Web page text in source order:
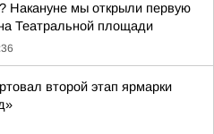
Накануне мы открыли первую
Театральной площади
второй этап ярмарки